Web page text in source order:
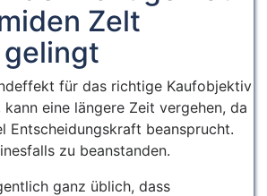
Zelt
für das richtige Kaufobjektiv
eine längere Zeit vergehen, da
Entscheidungskraft beansprucht.
zu beanstanden.
ganz üblich, dass